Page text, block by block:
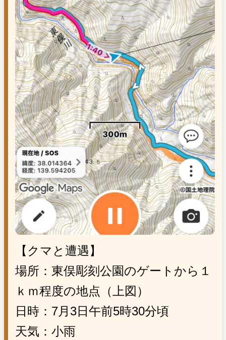
【クマと遭遇】
場所：東俣彫刻公園のゲートから１
ｋｍ程度の地点（上図）
日時：7月3日午前5時30分頃
天気：小雨